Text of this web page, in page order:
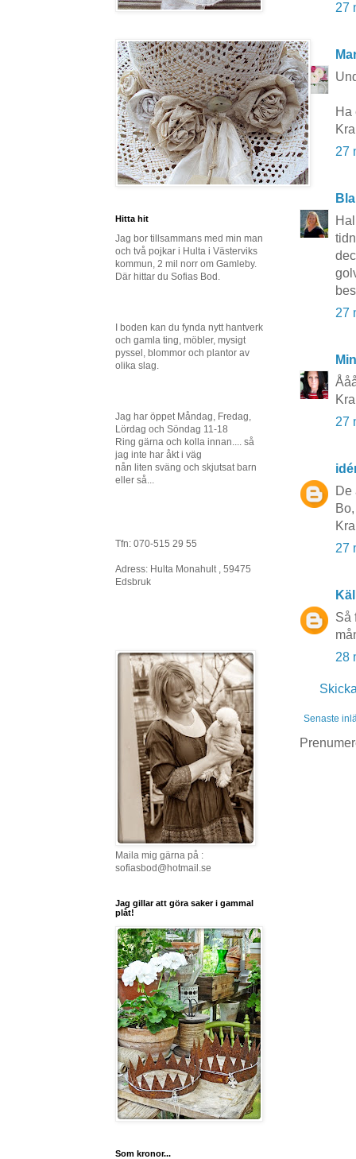
27
Ha
27
27
27
De
27
Så
28
Senaste
Hitta hit
Jag bor tillsammans med min man
och två pojkar i Hulta i Västerviks
kommun, 2 mil norr om Gamleby.
Där hittar du Sofias Bod.
I boden kan du fynda nytt hantverk
och gamla ting, möbler, mysigt
pyssel, blommor och plantor av
olika slag.
Jag har öppet Måndag, Fredag,
Lördag och Söndag 11-18
Ring gärna och kolla innan.... så
jag inte har åkt i väg
nån liten sväng och skjutsat barn
eller så...
Tfn: 070-515 29 55
Adress: Hulta Monahult , 59475
Edsbruk
Maila mig gärna på :
sofiasbod@hotmail.se
Jag gillar att göra saker i gammal
plåt!
Som kronor...